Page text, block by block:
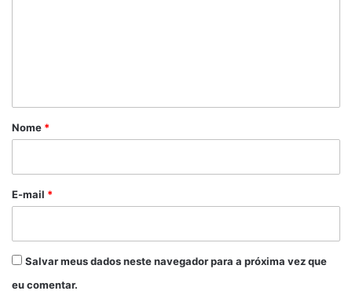
r
*
Nome *
E-mail *
Salvar meus dados neste navegador para a próxima vez que
eu comentar.